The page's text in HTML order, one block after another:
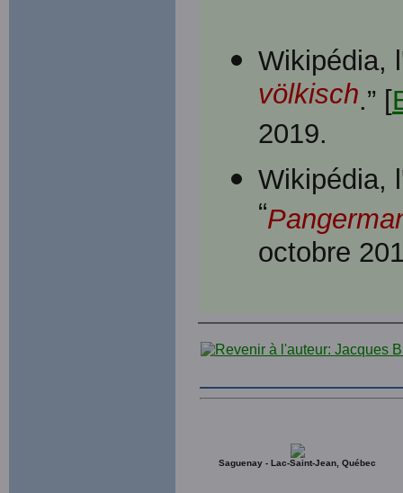
Wikipédia,
völkisch.” [
2019.
Wikipédia,
“
octobre
Saguenay - Lac-Saint-Jean, Québec